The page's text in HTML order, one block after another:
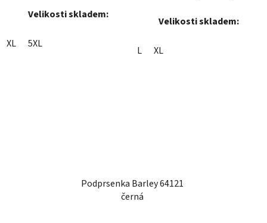
Velikosti skladem:
XL 5XL
Velikosti skladem:
L XL
Podprsenka Barley 64121
černá